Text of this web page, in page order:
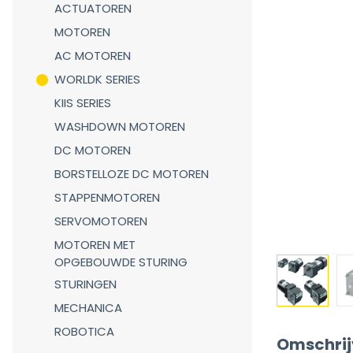
ACTUATOREN
MOTOREN
AC MOTOREN
WORLDK SERIES
KIIS SERIES
WASHDOWN MOTOREN
DC MOTOREN
BORSTELLOZE DC MOTOREN
STAPPENMOTOREN
SERVOMOTOREN
MOTOREN MET
OPGEBOUWDE STURING
STURINGEN
MECHANICA
ROBOTICA